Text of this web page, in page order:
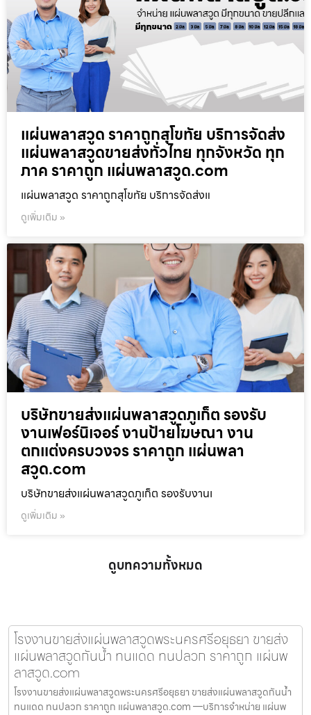
แผ่นพลาสวูด ราคาถูกสุโขทัย บริการจัดส่ง
แผ่นพลาสวูดขายส่งทั่วไทย ทุกจังหวัด ทุก
ภาค ราคาถูก แผ่นพลาสวูด.com
แผ่นพลาสวูด ราคาถูกสุโขทัย บริการจัดส่งแ
ดูเพิ่มเติม »
บริษัทขายส่งแผ่นพลาสวูดภูเก็ต รองรับ
งานเฟอร์นิเจอร์ งานป้ายโฆษณา งาน
ตกแต่งครบวงจร ราคาถูก แผ่นพลา
สวูด.com
บริษัทขายส่งแผ่นพลาสวูดภูเก็ต รองรับงานเ
ดูเพิ่มเติม »
ดูบทความทั้งหมด
โรงงานขายส่งแผ่นพลาสวูดพระนครศรีอยุธยา ขายส่ง
แผ่นพลาสวูดกันน้ำ ทนแดด ทนปลวก ราคาถูก แผ่นพ
ลาสวูด.com
โรงงานขายส่งแผ่นพลาสวูดพระนครศรีอยุธยา ขายส่งแผ่นพลาสวูดกันน้ำ
ทนแดด ทนปลวก ราคาถูก แผ่นพลาสวูด.com —บริการจำหน่าย แผ่นพ